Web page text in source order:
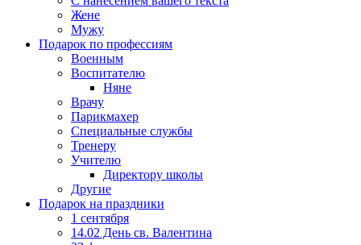
Жене
Мужу
Подарок по профессиям
Военным
Воспитателю
Няне
Врачу
Парикмахер
Специальные службы
Тренеру
Учителю
Директору школы
Другие
Подарок на праздники
1 сентября
14.02 День св. Валентина